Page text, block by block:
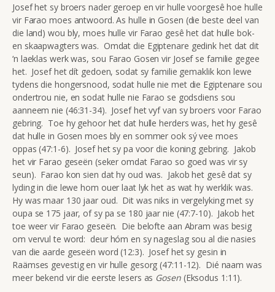
Josef het sy broers nader geroep en vir hulle voorgesê hoe hulle
vir Farao moes antwoord. As hulle in Gosen (die beste deel van
die land) wou bly, moes hulle vir Farao gesê het dat hulle bok-
en skaapwagters was. Omdat die Egiptenare gedink het dat dit
‘n laeklas werk was, sou Farao Gosen vir Josef se familie gegee
het. Josef het dít gedoen, sodat sy familie gemaklik kon lewe
tydens die hongersnood, sodat hulle nie met die Egiptenare sou
ondertrou nie, en sodat hulle nie Farao se godsdiens sou
aanneem nie (46:31-34). Josef het vyf van sy broers voor Farao
gebring. Toe hy gehoor het dat hulle herders was, het hy gesê
dat hulle in Gosen moes bly en sommer ook sý vee moes
oppas (47:1-6). Josef het sy pa voor die koning gebring. Jakob
het vir Farao geseën (seker omdat Farao so goed was vir sy
seun). Farao kon sien dat hy oud was. Jakob het gesê dat sy
lyding in die lewe hom ouer laat lyk het as wat hy werklik was.
Hy was maar 130 jaar oud. Dit was niks in vergelyking met sy
oupa se 175 jaar, of sy pa se 180 jaar nie (47:7-10). Jakob het
toe weer vir Farao geseën. Die belofte aan Abram was besig
om vervul te word: deur hóm en sy nageslag sou al die nasies
van die aarde geseën word (12:3). Josef het sy gesin in
Raämses gevestig en vir hulle gesorg (47:11-12). Dié naam was
meer bekend vir die eerste lesers as Gosen(Eksodus 1:11).